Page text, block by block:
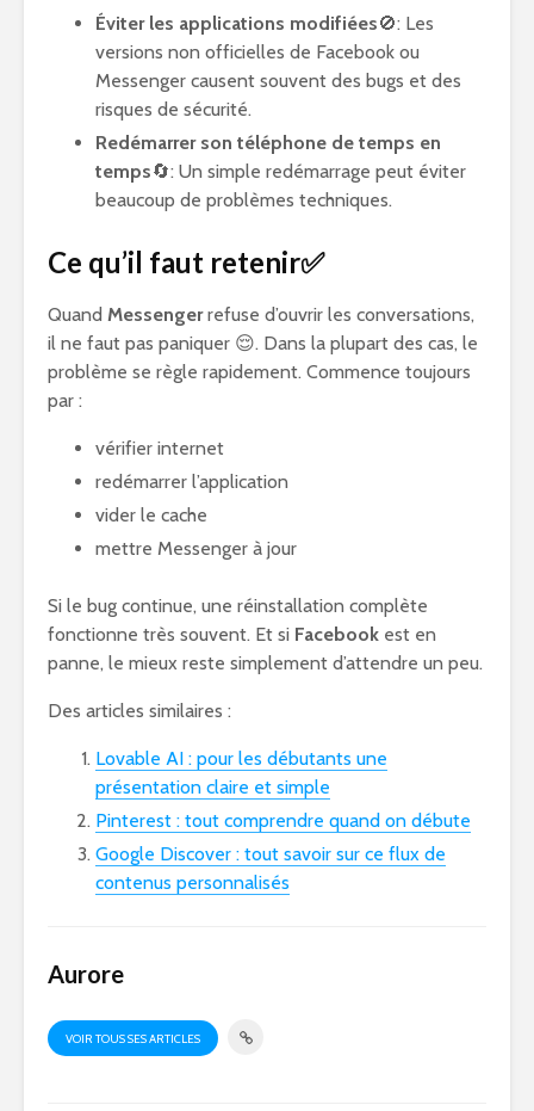
Éviter les applications modifiées🚫: Les
versions non officielles de Facebook ou
Messenger causent souvent des bugs et des
risques de sécurité.
Redémarrer son téléphone de temps en
temps🔄: Un simple redémarrage peut éviter
beaucoup de problèmes techniques.
Ce qu’il faut retenir✅
Quand Messengerrefuse d’ouvrir les conversations,
il ne faut pas paniquer 😌. Dans la plupart des cas, le
problème se règle rapidement. Commence toujours
par :
vérifier internet
redémarrer l’application
vider le cache
mettre Messenger à jour
Si le bug continue, une réinstallation complète
fonctionne très souvent. Et si Facebook est en
panne, le mieux reste simplement d’attendre un peu.
Des articles similaires :
Lovable AI : pour les débutants une
présentation claire et simple
Pinterest : tout comprendre quand on débute
Google Discover : tout savoir sur ce flux de
contenus personnalisés
Aurore
VOIR TOUS SES ARTICLES